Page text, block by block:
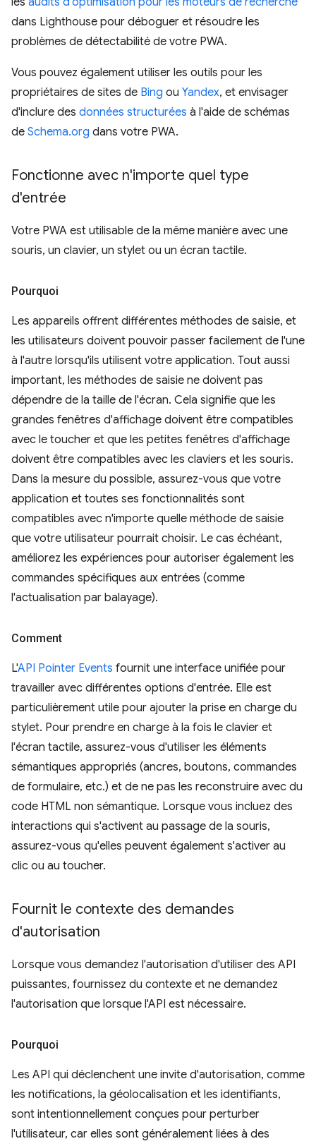
dans Lighthouse pour déboguer et résoudre les
problèmes de détectabilité de votre PWA.
Vous pouvez également utiliser les outils pour les
propriétaires de sites de Bing ou Yandex, et envisager
d'inclure des données structurées à l'aide de schémas
de Schema.org dans votre PWA.
Fonctionne avec n'importe quel type
d'entrée
Votre PWA est utilisable de la même manière avec une
souris, un clavier, un stylet ou un écran tactile.
Pourquoi
Les appareils offrent différentes méthodes de saisie, et
les utilisateurs doivent pouvoir passer facilement de l'une
à l'autre lorsqu'ils utilisent votre application. Tout aussi
important, les méthodes de saisie ne doivent pas
dépendre de la taille de l'écran. Cela signifie que les
grandes fenêtres d'affichage doivent être compatibles
avec le toucher et que les petites fenêtres d'affichage
doivent être compatibles avec les claviers et les souris.
Dans la mesure du possible, assurez-vous que votre
application et toutes ses fonctionnalités sont
compatibles avec n'importe quelle méthode de saisie
que votre utilisateur pourrait choisir. Le cas échéant,
améliorez les expériences pour autoriser également les
commandes spécifiques aux entrées (comme
l'actualisation par balayage).
Comment
L'API Pointer Events fournit une interface unifiée pour
travailler avec différentes options d'entrée. Elle est
particulièrement utile pour ajouter la prise en charge du
stylet. Pour prendre en charge à la fois le clavier et
l'écran tactile, assurez-vous d'utiliser les éléments
sémantiques appropriés (ancres, boutons, commandes
de formulaire, etc.) et de ne pas les reconstruire avec du
code HTML non sémantique. Lorsque vous incluez des
interactions qui s'activent au passage de la souris,
assurez-vous qu'elles peuvent également s'activer au
clic ou au toucher.
Fournit le contexte des demandes
d'autorisation
Lorsque vous demandez l'autorisation d'utiliser des API
puissantes, fournissez du contexte et ne demandez
l'autorisation que lorsque l'API est nécessaire.
Pourquoi
Les API qui déclenchent une invite d'autorisation, comme
les notifications, la géolocalisation et les identifiants,
sont intentionnellement conçues pour perturber
l'utilisateur, car elles sont généralement liées à des